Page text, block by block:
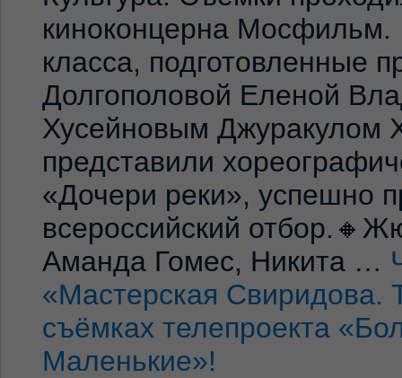
киноконцерна Мосфильм.
класса, подготовленные
Долгополовой Еленой
Хусейновым Джуракулом
представили
«Дочери реки», успешно
всероссийский
Аманда Гомес, Никита …
«Мастерская Свиридова.
съёмках телепроекта
Маленькие»!